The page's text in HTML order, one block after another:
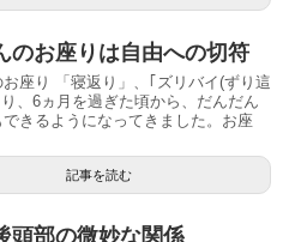
のお座りは自由への切符
座り 「寝返り」、｢ズリバイ(ずり這
、6ヵ月を過ぎた頃から、だんだん
できるようになってきました。お座
記事を読む
頭部の微妙な関係